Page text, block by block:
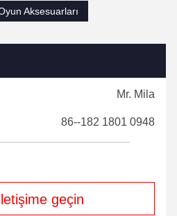
Aksesuarları
Mr. Mila
86--182 1801 0948
geçin